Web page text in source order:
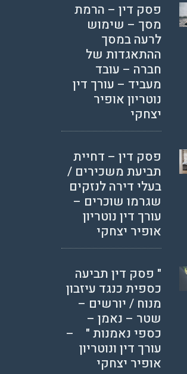
פסק דין – הרמת
מסך – שימוש
לרעה במסך
ההתאגדות של
חברה – עובד
מעביד – עורך דין
נוטריון אופיר
יצחקי
פסק דין – דחיית
תביעת משכירים /
בעלי דירה לנזקים
שגרמו שוכרים –
עורך דין נוטריון
אופיר יצחקי
" פסק דין תביעה
כספית כנגד עיזבון
מנוח / יורשים –
שטר – נאמן –
כספי נאמנות " –
עורך דין ונוטריון
אופיר יצחקי